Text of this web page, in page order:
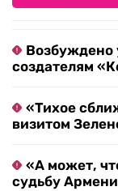
Возбуждено
создателям
«Тихое
визитом
«А может,
судьбу